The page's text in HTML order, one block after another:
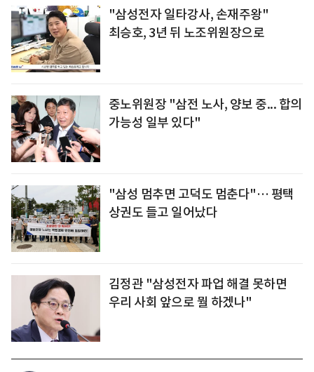
"삼성전자 일타강사, 손재주왕"
최승호, 3년 뒤 노조위원장으로
중노위원장 "삼전 노사, 양보 중... 합의
가능성 일부 있다"
"삼성 멈추면 고덕도 멈춘다"… 평택
상권도 들고 일어났다
김정관 "삼성전자 파업 해결 못하면
우리 사회 앞으로 뭘 하겠나"